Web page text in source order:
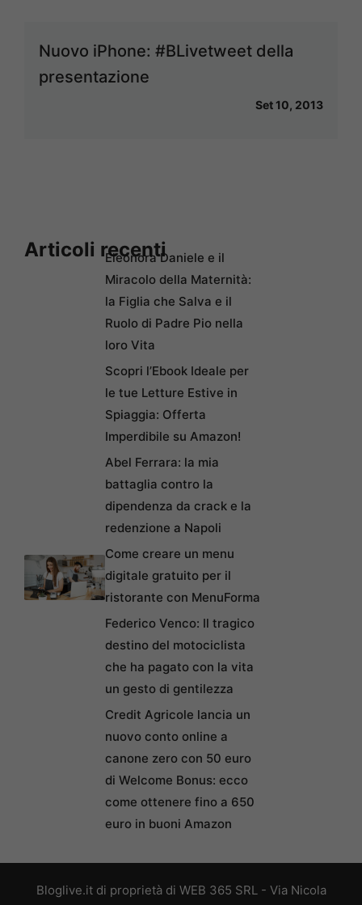
Nuovo iPhone: #BLivetweet della
presentazione
Set 10, 2013
Articoli recentiEleonora Daniele e il
Miracolo della Maternità:
la Figlia che Salva e il
Ruolo di Padre Pio nella
loro Vita
Scopri l’Ebook Ideale per
le tue Letture Estive in
Spiaggia: Offerta
Imperdibile su Amazon!
Abel Ferrara: la mia
battaglia contro la
dipendenza da crack e la
redenzione a Napoli
Come creare un menu
digitale gratuito per il
ristorante con MenuForma
Federico Venco: Il tragico
destino del motociclista
che ha pagato con la vita
un gesto di gentilezza
Credit Agricole lancia un
nuovo conto online a
canone zero con 50 euro
di Welcome Bonus: ecco
come ottenere fino a 650
euro in buoni Amazon
Bloglive.it di proprietà di WEB 365 SRL - Via Nicola